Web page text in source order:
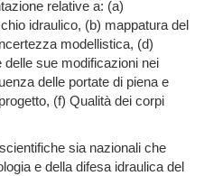
relative a: (a)
idraulico, (b) mappatura del
modellistica, (d)
delle sue modificazioni nei
delle portate di piena e
(f) Qualità dei corpi
sia nazionali che
e della difesa idraulica del